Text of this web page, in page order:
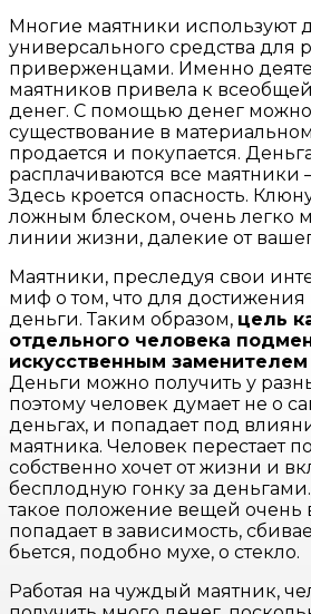
Многие маятники используют
универсального средства для
приверженцами. Именно
маятников привела к
денег. С помощью денег можно
существование в
продается и покупается.
расплачиваются все маятники
Здесь кроется опасность.
ложным блеском, очень легко
линии жизни, далекие от
Маятники, преследуя свои
миф о том, что для
деньги. Таким образом, цель
отдельного человека
искусственным заменителем
Деньги можно получить у
поэтому человек думает не о
деньгах, и попадает под
маятника. Человек перестает
собственно хочет от жизни и
бесплодную гонку за
такое положение вещей очень
попадает в зависимость,
бьется, подобно мухе, о стекло.
Работая на чуждый маятник,